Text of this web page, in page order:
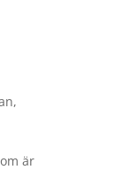
,
är